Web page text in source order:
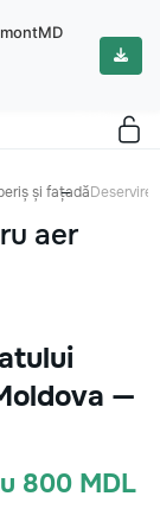
și fațadă
aer
—
800 MDL